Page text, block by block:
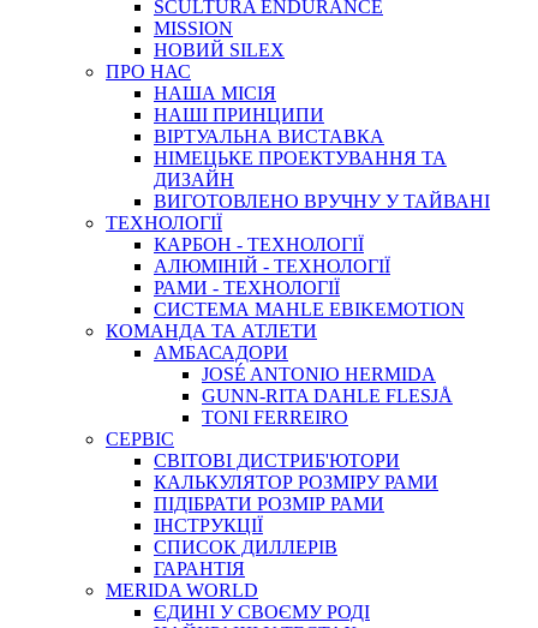
SCULTURA ENDURANCE
MISSION
НОВИЙ SILEX
ПРО НАС
НАША МICIЯ
НАШI ПРИНЦИПИ
ВIРТУАЛЬНА ВИСТАВКА
НІМЕЦЬКЕ ПРОЕКТУВАННЯ ТА
ДИЗАЙН
ВИГОТОВЛЕНО ВРУЧНУ У ТАЙВАНІ
ТЕХНОЛОГІЇ
КАРБОН - ТЕХНОЛОГІЇ
АЛЮМІНІЙ - ТЕХНОЛОГІЇ
РАМИ - ТЕХНОЛОГІЇ
СИСТЕМА MAHLE EBIKEMOTION
КОМАНДА ТА АТЛЕТИ
АМБАСАДОРИ
JOSÉ ANTONIO HERMIDA
GUNN-RITA DAHLE FLESJÅ
TONI FERREIRO
СЕРВІС
СВІТОВІ ДИСТРИБ'ЮТОРИ
КАЛЬКУЛЯТОР РОЗМIРУ РАМИ
ПІДІБРАТИ РОЗМІР РАМИ
IНСТРУКЦIЇ
СПИСОК ДИЛЛЕРІВ
ГАРАНТIЯ
MERIDA WORLD
ЄДИНI У СВОЄМУ РОДI